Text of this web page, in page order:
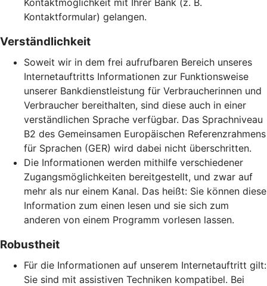
Kontaktmöglichkeit mit Ihrer Bank (z. B.
Kontaktformular) gelangen.
Verständlichkeit
Soweit wir in dem frei aufrufbaren Bereich unseres
Internetauftritts Informationen zur Funktionsweise
unserer Bankdienstleistung für Verbraucherinnen und
Verbraucher bereithalten, sind diese auch in einer
verständlichen Sprache verfügbar. Das Sprachniveau
B2 des Gemeinsamen Europäischen Referenzrahmens
für Sprachen (GER) wird dabei nicht überschritten.
Die Informationen werden mithilfe verschiedener
Zugangsmöglichkeiten bereitgestellt, und zwar auf
mehr als nur einem Kanal. Das heißt: Sie können diese
Information zum einen lesen und sie sich zum
anderen von einem Programm vorlesen lassen.
Robustheit
Für die Informationen auf unserem Internetauftritt gilt:
Sie sind mit assistiven Techniken kompatibel. Bei